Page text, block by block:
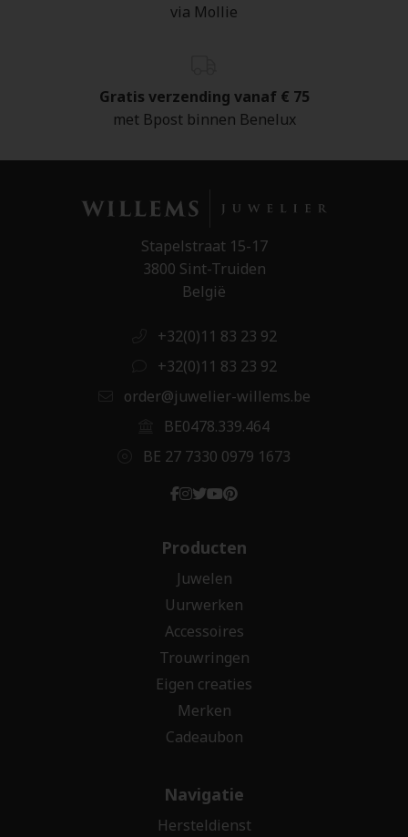
via Mollie
Gratis verzending vanaf € 75
met Bpost binnen Benelux
Stapelstraat 15-17
3800 Sint-Truiden
België
+32(0)11 83 23 92
+32(0)11 83 23 92
order@juwelier-willems.be
BE0478.339.464
BE 27 7330 0979 1673
Producten
Juwelen
Uurwerken
Accessoires
Trouwringen
Eigen creaties
Merken
Cadeaubon
Navigatie
Hersteldienst